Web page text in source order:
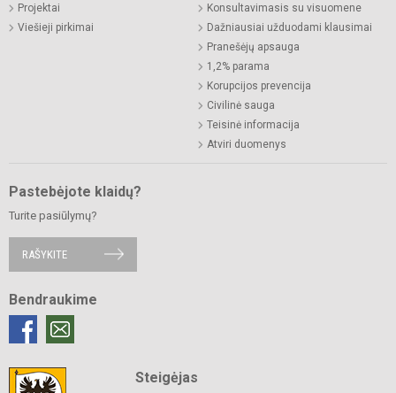
Projektai
Viešieji pirkimai
Konsultavimasis su visuomene
Dažniausiai užduodami klausimai
Pranešėjų apsauga
1,2% parama
Korupcijos prevencija
Civilinė sauga
Teisinė informacija
Atviri duomenys
Pastebėjote klaidų?
Turite pasiūlymų?
RAŠYKITE
Bendraukime
Steigėjas